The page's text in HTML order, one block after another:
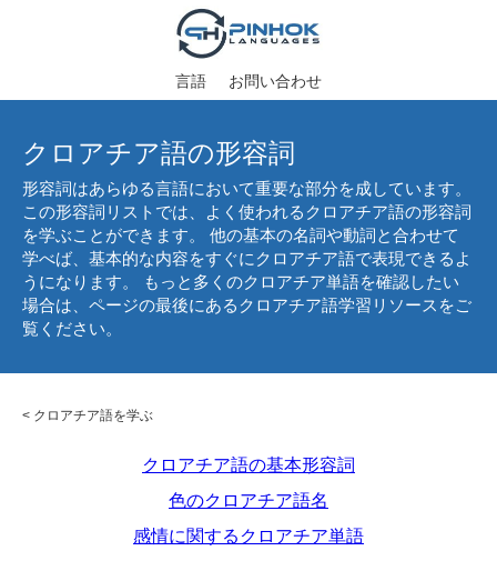
言語 お問い合わせ
クロアチア語の形容詞
形容詞はあらゆる言語において重要な部分を成しています。
この形容詞リストでは、よく使われるクロアチア語の形容詞
を学ぶことができます。 他の基本の名詞や動詞と合わせて
学べば、基本的な内容をすぐにクロアチア語で表現できるよ
うになります。 もっと多くのクロアチア単語を確認したい
場合は、ページの最後にあるクロアチア語学習リソースをご
覧ください。
< クロアチア語を学ぶ
クロアチア語の基本形容詞
色のクロアチア語名
感情に関するクロアチア単語